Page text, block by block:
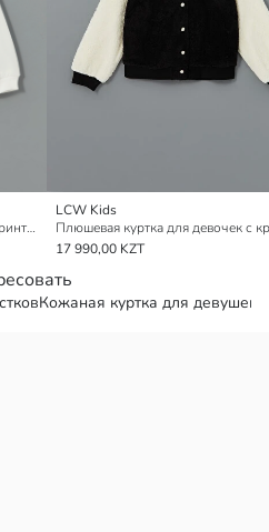
Пиджак Колледж Для Девочек С Принтом Стича Толстый
LCW Kids
17 990,00 KZT
Кожаная куртка для девушек